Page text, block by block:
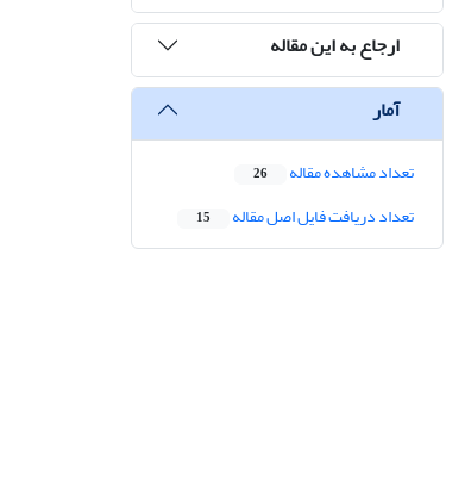
ارجاع به این مقاله
آمار
تعداد مشاهده مقاله 26
تعداد دریافت فایل اصل مقاله 15